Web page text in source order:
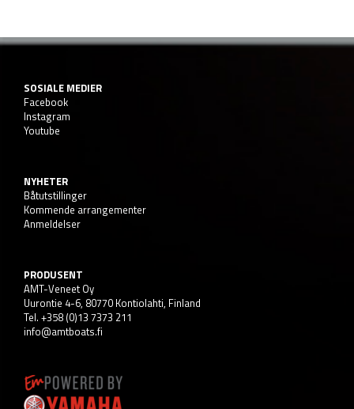
SOSIALE MEDIER
Facebook
Instagram
Youtube
NYHETER
Båtutstillinger
Kommende arrangementer
Anmeldelser
PRODUSENT
AMT-Veneet Oy
Uurontie 4-6, 80770 Kontiolahti, Finland
Tel. +358 (0)13 7373 211
info@amtboats.fi